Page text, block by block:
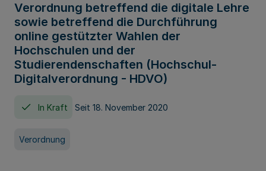
Verordnung betreffend die digitale Lehre
sowie betreffend die Durchführung
online gestützter Wahlen der
Hochschulen und der
Studierendenschaften (Hochschul-
Digitalverordnung - HDVO)
In Kraft Seit 18. November 2020
Verordnung